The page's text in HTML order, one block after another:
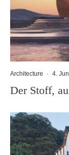
Architecture · 4.
Der Stoff,